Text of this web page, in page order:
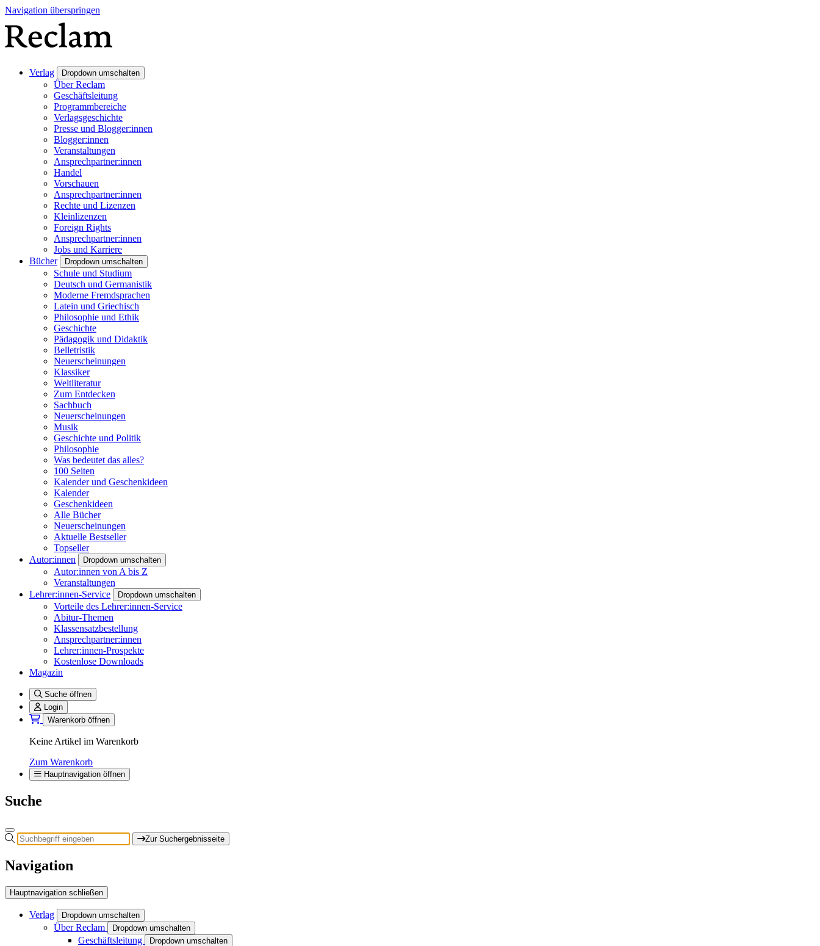
Navigation überspringen
Verlag Dropdown umschalten
Über Reclam
Geschäftsleitung
Programmbereiche
Verlagsgeschichte
Presse und Blogger:innen
Blogger:innen
Veranstaltungen
Ansprechpartner:innen
Handel
Vorschauen
Ansprechpartner:innen
Rechte und Lizenzen
Kleinlizenzen
Foreign Rights
Ansprechpartner:innen
Jobs und Karriere
Bücher
Dropdown umschalten
Schule und Studium
Deutsch und Germanistik
Moderne Fremdsprachen
Latein und Griechisch
Philosophie und Ethik
Geschichte
Pädagogik und Didaktik
Belletristik
Neuerscheinungen
Klassiker
Weltliteratur
Zum Entdecken
Sachbuch
Neuerscheinungen
Musik
Geschichte und Politik
Philosophie
Was bedeutet das alles?
100 Seiten
Kalender und Geschenkideen
Kalender
Geschenkideen
Alle Bücher
Neuerscheinungen
Aktuelle Bestseller
Topseller
Autor:innen
Dropdown umschalten
Autor:innen von A bis Z
Veranstaltungen
Lehrer:innen-Service
Dropdown umschalten
Vorteile des Lehrer:innen-Service
Abitur-Themen
Klassensatzbestellung
Ansprechpartner:innen
Lehrer:innen-Prospekte
Kostenlose Downloads
Magazin
Suche öffnen
Login
Warenkorb öffnen
Keine Artikel im Warenkorb
Zum Warenkorb
Hauptnavigation öffnen
Suche
Zur Suchergebnisseite
Navigation
Hauptnavigation schließen
Verlag Dropdown umschalten
Über Reclam Dropdown umschalten
Geschäftsleitung Dropdown umschalten